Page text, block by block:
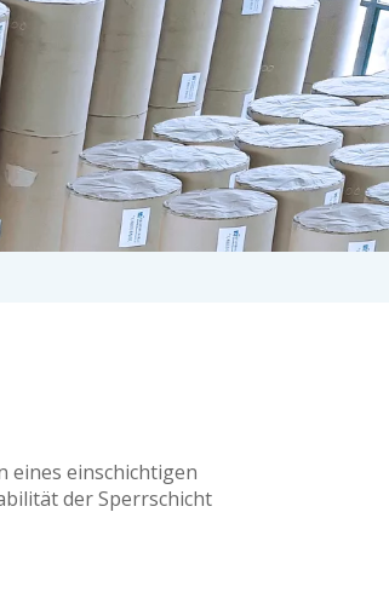
eines einschichtigen
der Sperrschicht